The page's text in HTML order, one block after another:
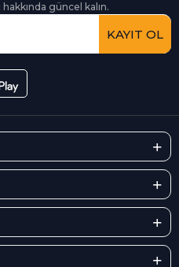
güncel kalın.
KAYIT OL